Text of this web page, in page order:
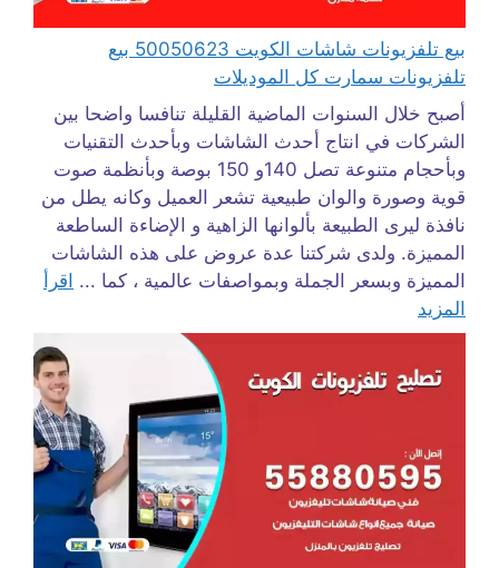
بيع تلفزيونات شاشات الكويت 50050623 بيع
تلفزيونات سمارت كل الموديلات
أصبح خلال السنوات الماضية القليلة تنافسا واضحا بين
الشركات في انتاج أحدث الشاشات وبأحدث التقنيات
وبأحجام متنوعة تصل 140و 150 بوصة وبأنظمة صوت
قوية وصورة والوان طبيعية تشعر العميل وكانه يطل من
نافذة ليرى الطبيعة بألوانها الزاهية و الإضاءة الساطعة
المميزة. ولدى شركتنا عدة عروض على هذه الشاشات
المميزة وبسعر الجملة وبمواصفات عالمية ، كما ... اقرأ
المزيد